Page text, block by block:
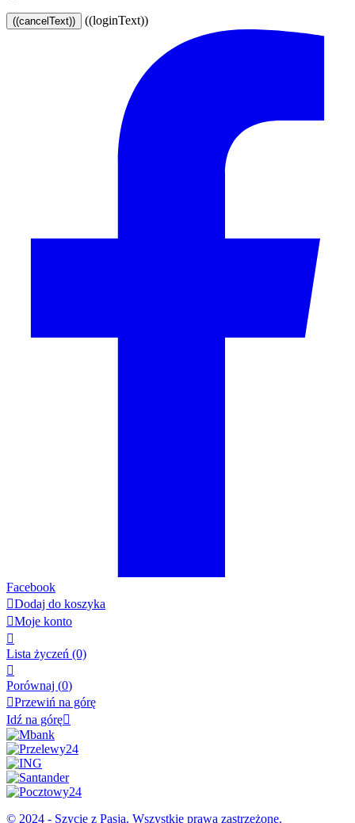
((cancelText)) ((loginText))
Facebook
Dodaj do koszyka
Moje konto

Lista życzeń (0)

Porównaj (0)
Przewiń na górę
Idź na górę
© 2024 - Szycie z Pasją. Wszystkie prawa zastrzeżone.